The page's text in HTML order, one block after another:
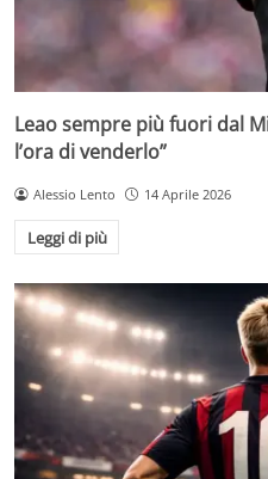
Leao sempre più fuori dal
l’ora di venderlo”
Alessio Lento 14 Aprile 2026
Leggi di più